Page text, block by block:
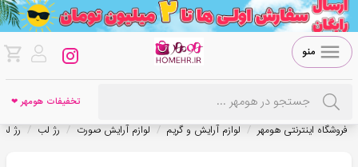
منو
تخفیفات هومهر ❤
فروشگاه اینترنتی هومهر / لوازم آرایش و گریم / لوازم آرایش صورت / رژ لب / رژ